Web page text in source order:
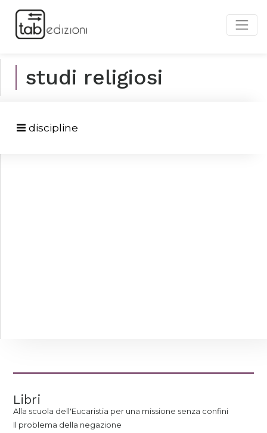
studi religiosi
discipline
Libri
Alla scuola dell'Eucaristia per una missione senza confini
Il problema della negazione